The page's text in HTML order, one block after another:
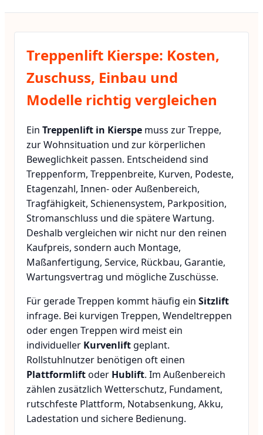
Treppenlift Kierspe: Kosten,
Zuschuss, Einbau und
Modelle richtig vergleichen
Ein Treppenlift in Kierspe muss zur Treppe,
zur Wohnsituation und zur körperlichen
Beweglichkeit passen. Entscheidend sind
Treppenform, Treppenbreite, Kurven, Podeste,
Etagenzahl, Innen- oder Außenbereich,
Tragfähigkeit, Schienensystem, Parkposition,
Stromanschluss und die spätere Wartung.
Deshalb vergleichen wir nicht nur den reinen
Kaufpreis, sondern auch Montage,
Maßanfertigung, Service, Rückbau, Garantie,
Wartungsvertrag und mögliche Zuschüsse.
Für gerade Treppen kommt häufig ein Sitzlift
infrage. Bei kurvigen Treppen, Wendeltreppen
oder engen Treppen wird meist ein
individueller Kurvenlift geplant.
Rollstuhlnutzer benötigen oft einen
Plattformliftoder Hublift. Im Außenbereich
zählen zusätzlich Wetterschutz, Fundament,
rutschfeste Plattform, Notabsenkung, Akku,
Ladestation und sichere Bedienung.